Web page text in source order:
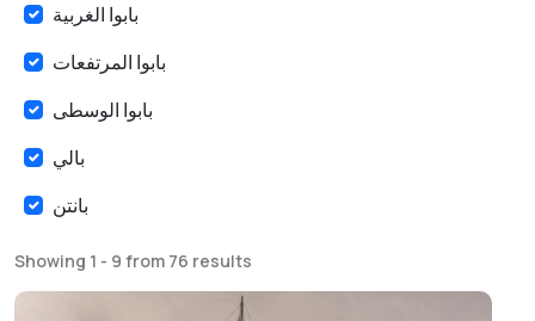
بابوا الغربية
بابوا المرتفعات
بابوا الوسطى
بالي
بانتن
بنغكولو
Showing 1 - 9 from 76 results